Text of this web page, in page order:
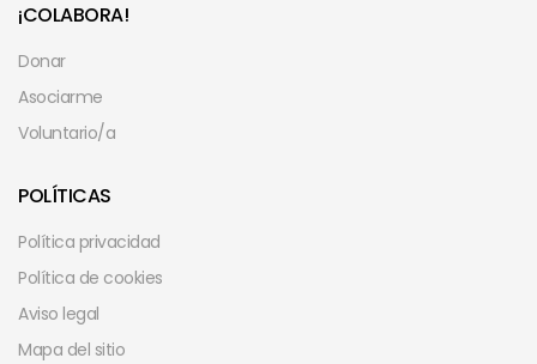
¡COLABORA!
Donar
Asociarme
Voluntario/a
POLÍTICAS
Política privacidad
Política de cookies
Aviso legal
Mapa del sitio